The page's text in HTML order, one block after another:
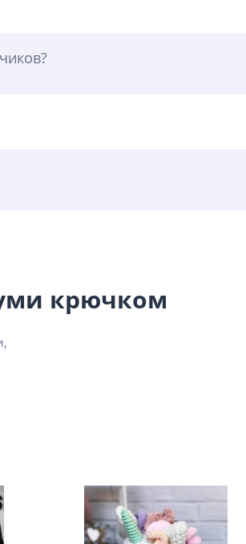
крючком